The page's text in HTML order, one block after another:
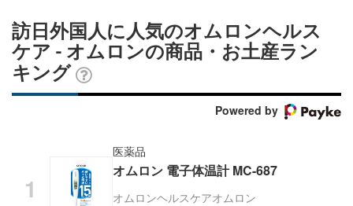
訪日外国人に人気のオムロンヘルス
ケア - オムロンの商品・お土産ラン
キング
Powered by
医薬品
オムロン 電子体温計 MC-687
オムロンヘルスケアオムロン